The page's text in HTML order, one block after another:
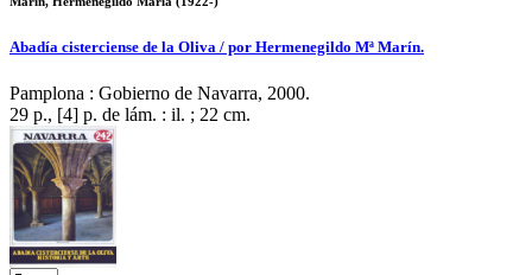
Abadía cisterciense de la Oliva / por Hermenegildo Mª Marín.
Pamplona : Gobierno de Navarra, 2000.
29 p., [4] p. de lám. : il. ; 22 cm.